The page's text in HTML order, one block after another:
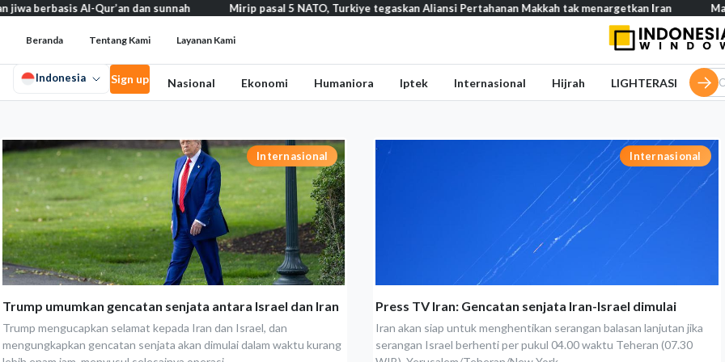
Internasional
Trump umumkan gencatan senjata antara Israel dan Iran
Trump mengucapkan selamat kepada Iran dan Israel, dan
mengungkapkan gencatan senjata akan dimulai dalam waktu kurang
Internasional
Press TV Iran: Gencatan senjata Iran-Israel dimulai
Iran akan siap untuk menghentikan serangan balasan lanjutan jika
serangan Israel berhenti per pukul 04.00 waktu Teheran (07.30
Al-Qur’an dan sunnah Mirip pasal 5 NATO, Turkiye tegaskan Aliansi Pertahanan Makkah tak menargetkan Iran Mau buka
Beranda Tentang Kami Layanan Kami
Indonesia Sign up Nasional Ekonomi Humaniora Iptek Internasional Hijrah LIGHTERASI